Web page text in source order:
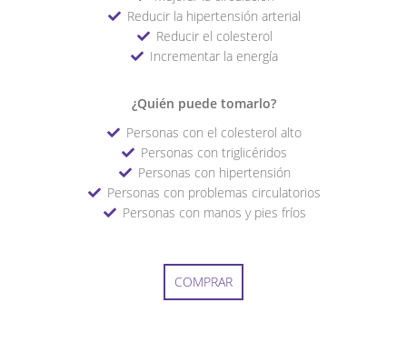
Reducir la hipertensión arterial
Reducir el colesterol
Incrementar la energía
¿Quién puede tomarlo?
Personas con el colesterol alto
Personas con triglicéridos
Personas con hipertensión
Personas con problemas circulatorios
Personas con manos y pies fríos
COMPRAR